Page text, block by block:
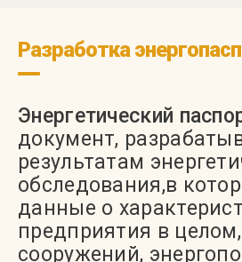
Разработка
Энергетический
документ,
результатам
обследования,в
данные о
предприятия в
сооружений,